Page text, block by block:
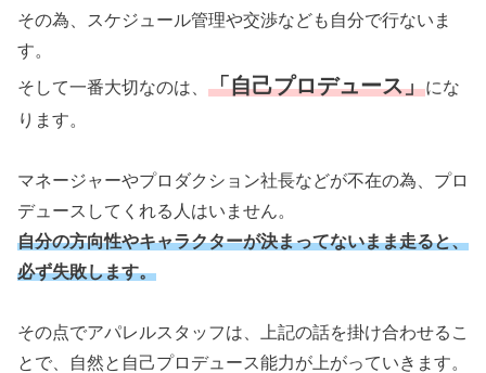
その為、スケジュール管理や交渉なども自分で行ないま
す。
そして一番大切なのは、 「自己プロデュース」にな
ります。
マネージャーやプロダクション社長などが不在の為、プロ
デュースしてくれる人はいません。
自分の方向性やキャラクターが決まってないまま走ると、
必ず失敗します。
その点でアパレルスタッフは、上記の話を掛け合わせるこ
とで、自然と自己プロデュース能力が上がっていきます。